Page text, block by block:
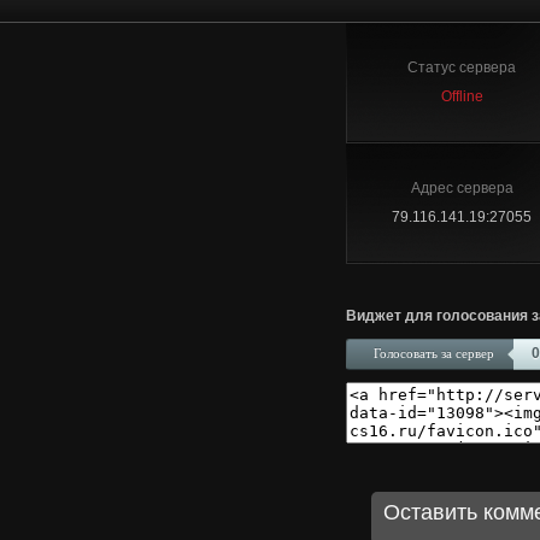
Статус сервера
Offline
Адрес сервера
79.116.141.19:27055
Виджет для голосования
0
Голосовать за сервер
Оставить